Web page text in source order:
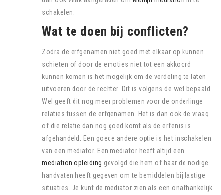
schakelen.
Wat te doen bij conflicten?
Zodra de erfgenamen niet goed met elkaar op kunnen
schieten of door de emoties niet tot een akkoord
kunnen komen is het mogelijk om de verdeling te laten
uitvoeren door de rechter. Dit is volgens de wet bepaald.
Wel geeft dit nog meer problemen voor de onderlinge
relaties tussen de erfgenamen. Het is dan ook de vraag
of die relatie dan nog goed komt als de erfenis is
afgehandeld. Een goede andere optie is het inschakelen
van een mediator. Een mediator heeft altijd een
mediation opleiding gevolgd die hem of haar de nodige
handvaten heeft gegeven om te bemiddelen bij lastige
situaties. Je kunt de mediator zien als een onafhankelijk